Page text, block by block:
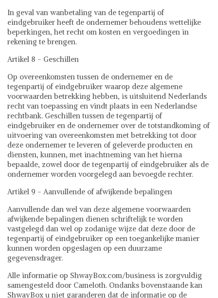
In geval van wanbetaling van de tegenpartij of
eindgebruiker heeft de ondernemer behoudens wettelijke
beperkingen, het recht om kosten en vergoedingen in
rekening te brengen.
Artikel 8 - Geschillen
Op overeenkomsten tussen de ondernemer en de
tegenpartij of eindgebruiker waarop deze algemene
voorwaarden betrekking hebben, is uitsluitend Nederlands
recht van toepassing en vindt plaats in een Nederlandse
rechtbank. Geschillen tussen de tegenpartij of
eindgebruiker en de ondernemer over de totstandkoming of
uitvoering van overeenkomsten met betrekking tot door
deze ondernemer te leveren of geleverde producten en
diensten, kunnen, met inachtneming van het hierna
bepaalde, zowel door de tegenpartij of eindgebruiker als de
ondernemer worden voorgelegd aan bevoegde rechter.
Artikel 9 - Aanvullende of afwijkende bepalingen
Aanvullende dan wel van deze algemene voorwaarden
afwijkende bepalingen dienen schriftelijk te worden
vastgelegd dan wel op zodanige wijze dat deze door de
tegenpartij of eindgebruiker op een toegankelijke manier
kunnen worden opgeslagen op een duurzame
gegevensdrager.
Alle informatie op ShwayBox.com/business is zorgvuldig
samengesteld door Cameloth. Ondanks bovenstaande kan
ShwayBox u niet garanderen dat de informatie op de